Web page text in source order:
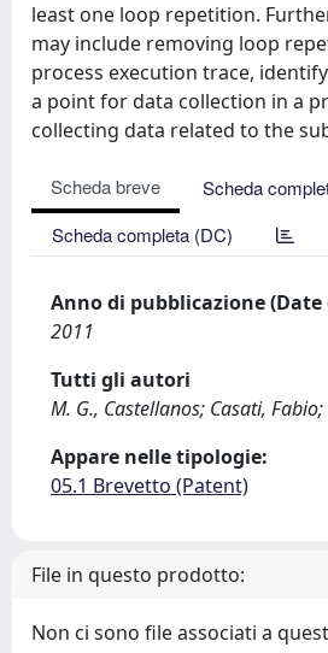
least one loop repetition.
may include removing loop
process execution trace,
a point for data collection in a
collecting data related to the
Scheda breve
Scheda
Scheda completa (DC)
Anno di pubblicazione
2011
Tutti gli autori
M. G., Castellanos; Casati, Fabio;
Appare nelle tipologie:
05.1 Brevetto (Patent)
File in questo prodotto:
Non ci sono file associati a